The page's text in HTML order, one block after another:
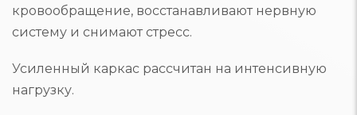
кровообращение, восстанавливают нервную
систему и снимают стресс.
Усиленный каркас рассчитан на интенсивную
нагрузку.